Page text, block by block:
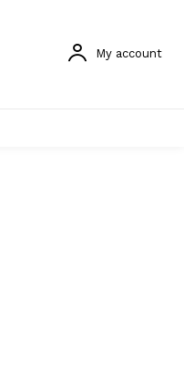
My account